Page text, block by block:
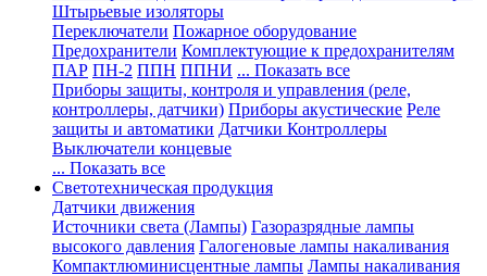
Штырьевые изоляторы
Переключатели Пожарное оборудование
Предохранители Комплектующие к предохранителям
ПАР ПН-2 ППН ППНИ ... Показать все
Приборы защиты, контроля и управления (реле,
контроллеры, датчики) Приборы акустические Реле
защиты и автоматики Датчики Контроллеры
Выключатели концевые
... Показать все
Светотехническая продукция
Датчики движения
Источники света (Лампы) Газоразрядные лампы
высокого давления Галогеновые лампы накаливания
Компактлюминисцентные лампы Лампы накаливания